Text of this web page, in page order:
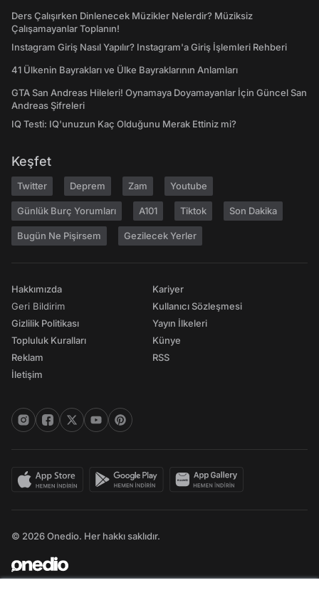
Ders Çalışırken Dinlenecek Müzikler Nelerdir? Müziksiz
Çalışamayanlar Toplanın!
Instagram Giriş Nasıl Yapılır? Instagram'a Giriş İşlemleri Rehberi
41 Ülkenin Bayrakları ve Ülke Bayraklarının Anlamları
GTA San Andreas Hileleri! Oynamaya Doyamayanlar İçin Güncel San
Andreas Şifreleri
IQ Testi: IQ'unuzun Kaç Olduğunu Merak Ettiniz mi?
Keşfet
Twitter Deprem Zam Youtube
Günlük Burç Yorumları A101 Tiktok Son Dakika
Bugün Ne Pişirsem Gezilecek Yerler
Hakkımızda
Geri Bildirim
Gizlilik Politikası
Topluluk Kuralları
Reklam
İletişim
Kariyer
Kullanıcı Sözleşmesi
Yayın İlkeleri
Künye
RSS
© 2026 Onedio. Her hakkı saklıdır.